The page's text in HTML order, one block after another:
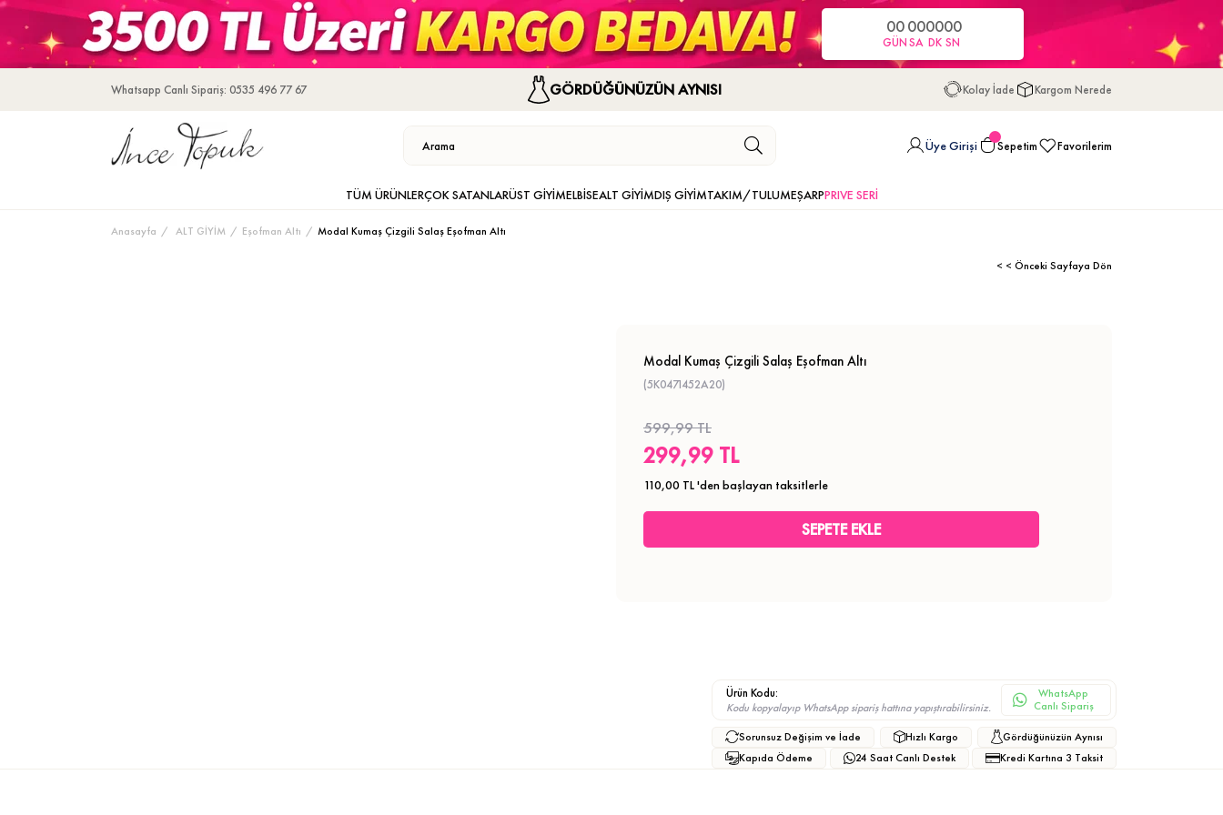
00
GÜN
00
SA
00
DK
00
SN
Whatsapp Canlı Sipariş: 0535 496 77 67 GÖRDÜĞÜNÜZÜN AYNISI Kolay İade Kargom Nerede
Üye Girişi Sepetim Favorilerim
TÜM ÜRÜNLERÇOK SATANLARÜST GİYİMELBİSEALT GİYİMDIŞ GİYİMTAKIM/TULUMEŞARPPRIVE SERİ
Anasayfa ALT GİYİM Eşofman Altı Modal Kumaş Çizgili Salaş Eşofman Altı
< < Önceki Sayfaya Dön
Modal Kumaş Çizgili Salaş Eşofman Altı
(5K0471452A20)
599,99 TL
299,99 TL
110,00 TL'den başlayan taksitlerle
Ürün Kodu:
Kodu kopyalayıp WhatsApp sipariş hattına yapıştırabilirsiniz.
WhatsApp
Canlı Sipariş
Sorunsuz Değişim ve İade Hızlı Kargo
Gördüğünüzün Aynısı
Kapıda Ödeme
24 Saat Canlı Destek Kredi Kartına 3 Taksit